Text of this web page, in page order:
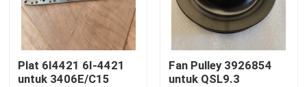
Plat 6I4421 6I-4421
untuk 3406E/C15
Fan Pulley 3926854
untuk QSL9.3